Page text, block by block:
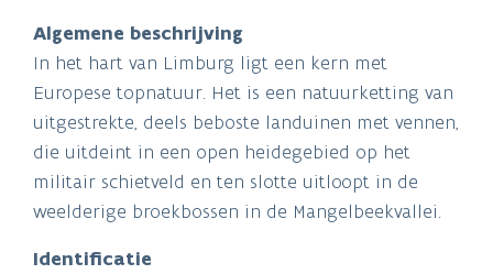
Algemene beschrijving
In het hart van Limburg ligt een kern met
Europese topnatuur. Het is een natuurketting van
uitgestrekte, deels beboste landuinen met vennen,
die uitdeint in een open heidegebied op het
militair schietveld en ten slotte uitloopt in de
weelderige broekbossen in de Mangelbeekvallei.
Identificatie